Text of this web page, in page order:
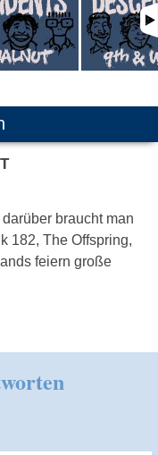
braucht man
182, The Offspring,
feiern große